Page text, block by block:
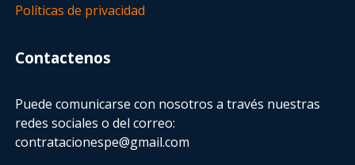
Políticas de privacidad
Contactenos
Puede comunicarse con nosotros a través nuestras
redes sociales o del correo:
contratacionespe@gmail.com